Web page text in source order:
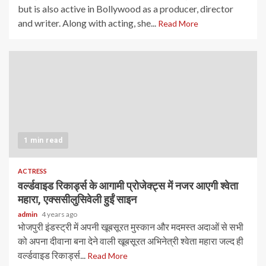
but is also active in Bollywood as a producer, director
and writer. Along with acting, she... Read More
1 min read
ACTRESS
वर्ल्डवाइड रिकार्ड्स के आगामी प्रोजेक्ट्स में नजर आएगी श्वेता
महारा, एक्ससीलुसिवेली हुईं साइन
admin 4 years ago
भोजपुरी इंडस्ट्री में अपनी खूबसूरत मुस्कान और मदमस्त अदाओं से सभी
को अपना दीवाना बना देने वाली खूबसूरत अभिनेत्री श्वेता महारा जल्द ही
वर्ल्डवाइड रिकार्ड्स... Read More